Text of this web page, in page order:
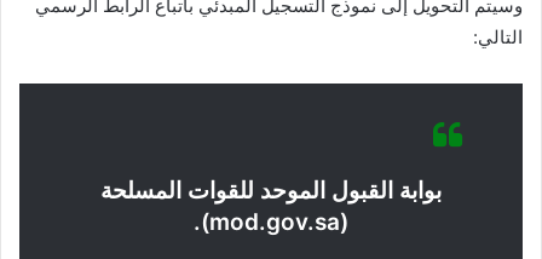
وسيتم التحويل إلى نموذج التسجيل المبدئي باتباع الرابط الرسمي
التالي:
بوابة القبول الموحد للقوات المسلحة
(mod.gov.sa).